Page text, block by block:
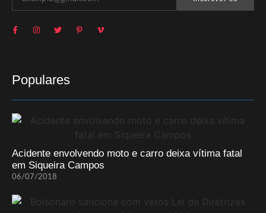
Populares
Acidente envolvendo moto e carro deixa vítima fatal
em Siqueira Campos
06/07/2018